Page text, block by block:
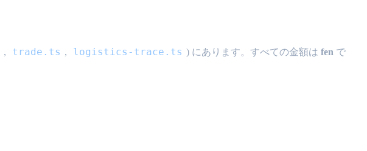
, trade.ts , logistics-trace.ts ) にあります。すべての金額は fen で